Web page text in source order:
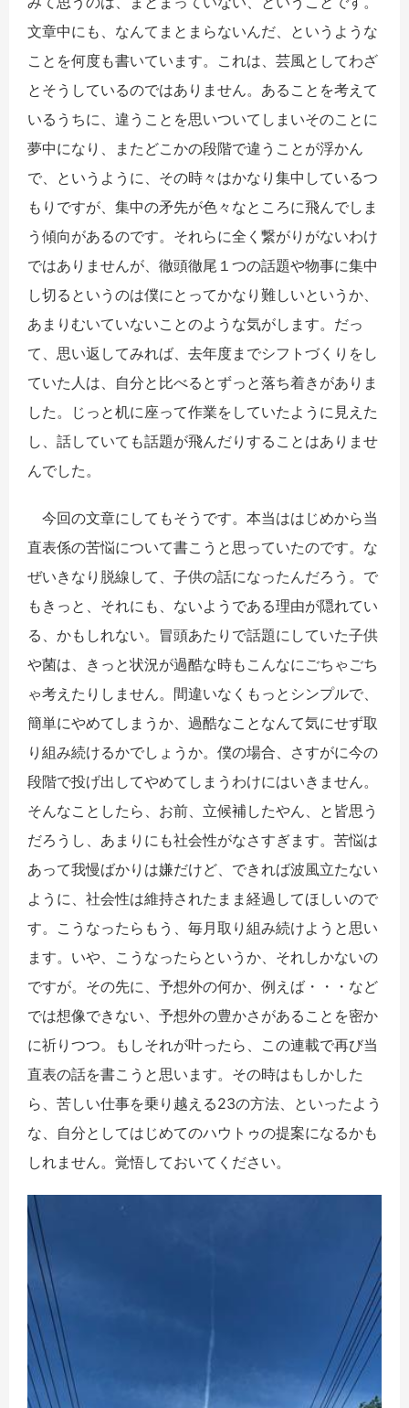
文章中にも、なんてまとまらないんだ、というような
ことを何度も書いています。これは、芸風としてわざ
とそうしているのではありません。あることを考えて
いるうちに、違うことを思いついてしまいそのことに
夢中になり、またどこかの段階で違うことが浮かん
で、というように、その時々はかなり集中しているつ
もりですが、集中の矛先が色々なところに飛んでしま
う傾向があるのです。それらに全く繋がりがないわけ
ではありませんが、徹頭徹尾１つの話題や物事に集中
し切るというのは僕にとってかなり難しいというか、
あまりむいていないことのような気がします。だっ
て、思い返してみれば、去年度までシフトづくりをし
ていた人は、自分と比べるとずっと落ち着きがありま
した。じっと机に座って作業をしていたように見えた
し、話していても話題が飛んだりすることはありませ
んでした。
今回の文章にしてもそうです。本当ははじめから当
直表係の苦悩について書こうと思っていたのです。な
ぜいきなり脱線して、子供の話になったんだろう。で
もきっと、それにも、ないようである理由が隠れてい
る、かもしれない。冒頭あたりで話題にしていた子供
や菌は、きっと状況が過酷な時もこんなにごちゃごち
ゃ考えたりしません。間違いなくもっとシンプルで、
簡単にやめてしまうか、過酷なことなんて気にせず取
り組み続けるかでしょうか。僕の場合、さすがに今の
段階で投げ出してやめてしまうわけにはいきません。
そんなことしたら、お前、立候補したやん、と皆思う
だろうし、あまりにも社会性がなさすぎます。苦悩は
あって我慢ばかりは嫌だけど、できれば波風立たない
ように、社会性は維持されたまま経過してほしいので
す。こうなったらもう、毎月取り組み続けようと思い
ます。いや、こうなったらというか、それしかないの
ですが。その先に、予想外の何か、例えば・・・など
では想像できない、予想外の豊かさがあることを密か
に祈りつつ。もしそれが叶ったら、この連載で再び当
直表の話を書こうと思います。その時はもしかした
ら、苦しい仕事を乗り越える23の方法、といったよう
な、自分としてはじめてのハウトゥの提案になるかも
しれません。覚悟しておいてください。